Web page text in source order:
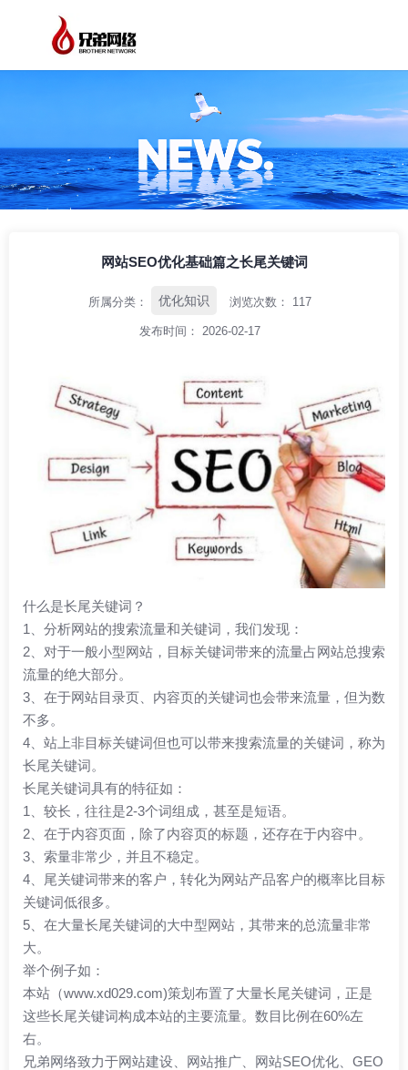
网站SEO优化基础篇之长尾关键词
所属分类： 优化知识 浏览次数： 117
发布时间： 2026-02-17
什么是长尾关键词？
1、分析网站的搜索流量和关键词，我们发现：
2、对于一般小型网站，目标关键词带来的流量占网站总搜索
流量的绝大部分。
3、在于网站目录页、内容页的关键词也会带来流量，但为数
不多。
4、站上非目标关键词但也可以带来搜索流量的关键词，称为
长尾关键词。
长尾关键词具有的特征如：
1、较长，往往是2-3个词组成，甚至是短语。
2、在于内容页面，除了内容页的标题，还存在于内容中。
3、索量非常少，并且不稳定。
4、尾关键词带来的客户，转化为网站产品客户的概率比目标
关键词低很多。
5、在大量长尾关键词的大中型网站，其带来的总流量非常
大。
举个例子如：
本站（www.xd029.com)策划布置了大量长尾关键词，正是
这些长尾关键词构成本站的主要流量。数目比例在60%左
右。
兄弟网络致力于网站建设、网站推广、 网站SEO优化 、GEO